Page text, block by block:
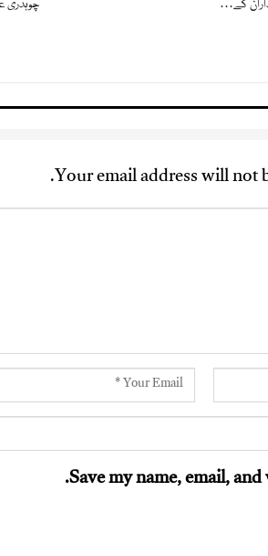
کے…
چوہدری
Your email address will not
Save my name, email,